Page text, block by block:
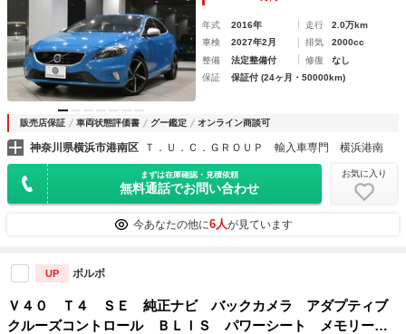
年式 2016年 走行
2.0万km
車検
2027年2月 排気
2000cc
整備
法定整備付 修復
なし
保証
保証付 (24ヶ月・50000km)
販売店保証 車両状態評価書 グー鑑定 オンライン商談可
神奈川県横浜市港南区 Ｔ．Ｕ．Ｃ．ＧＲＯＵＰ 輸入車専門 横浜港南
まずは在庫確認・見積依頼
無料通話でお問い合わせ
お気に入り
今あなたの他に6人が見ています
UP ボルボ
Ｖ４０ Ｔ４ ＳＥ 純正ナビ バックカメラ アダプティブ
クルーズコントロール ＢＬＩＳ パワーシート メモリーシ